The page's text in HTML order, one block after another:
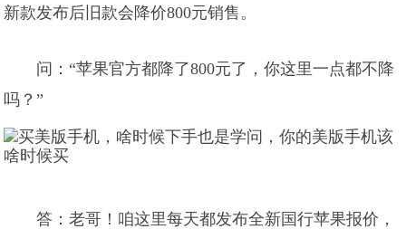
新款发布后旧款会降价800元销售。
问：“苹果官方都降了800元了，你这里一点都不降
吗？”
答：老哥！咱这里每天都发布全新国行苹果报价，